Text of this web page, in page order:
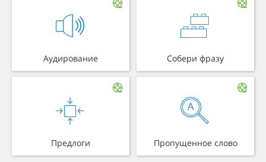
Аудирование Собери фразу
Предлоги Пропущенное слово